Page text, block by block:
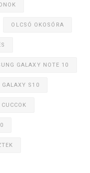
OLCSÓ OKOSÓRA
GALAXY NOTE 10
GALAXY S10